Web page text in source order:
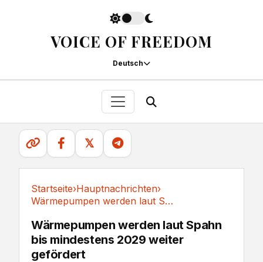
VOICE OF FREEDOM
Deutsch
𝕏
Startseite›Hauptnachrichten›
Wärmepumpen werden laut Spahn bis mindestens...
Wärmepumpen werden laut Spahn
bis mindestens 2029 weiter
gefördert